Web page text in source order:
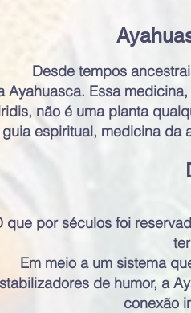
Desde tempos
Ayahuasca. Essa
não é uma planta
guia espiritual, medicina da
que por séculos foi
Em meio a um sistema
de humor, a
conexão